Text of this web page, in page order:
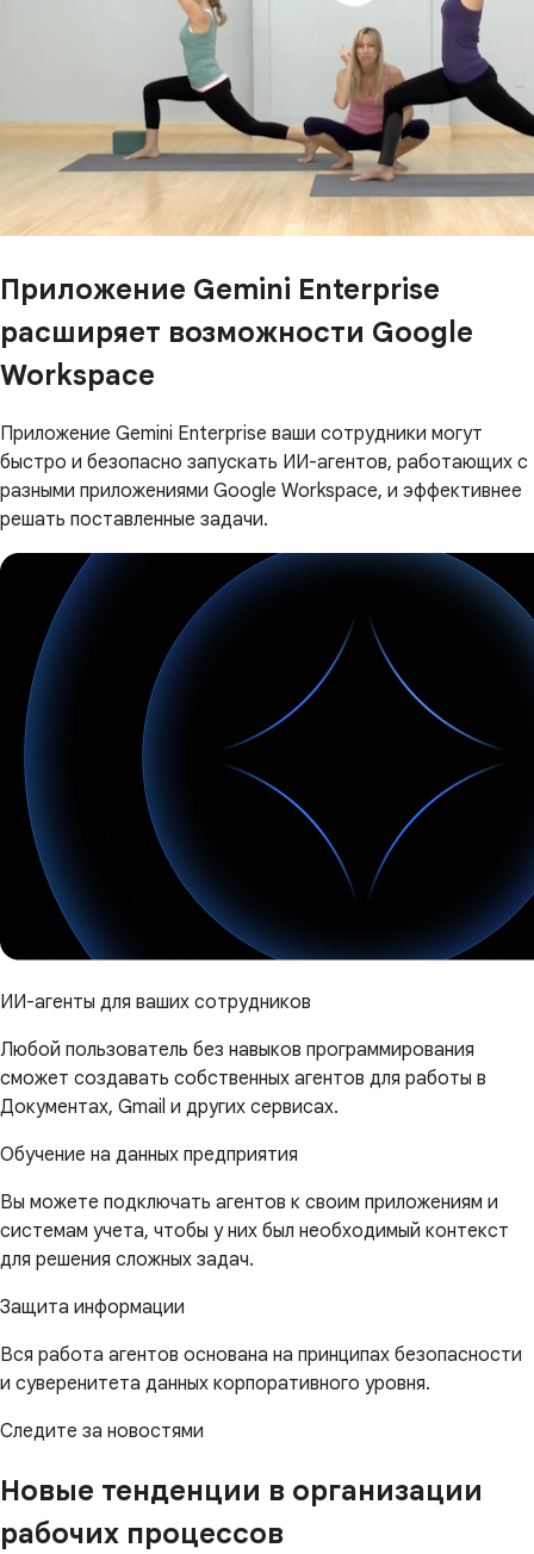
Приложение Gemini Enterprise
расширяет возможности Google
Workspace
Приложение Gemini Enterprise ваши сотрудники могут
быстро и безопасно запускать ИИ-агентов, работающих с
разными приложениями Google Workspace, и эффективнее
решать поставленные задачи.
ИИ-агенты для ваших сотрудников
Любой пользователь без навыков программирования
сможет создавать собственных агентов для работы в
Документах, Gmail и других сервисах.
Обучение на данных предприятия
Вы можете подключать агентов к своим приложениям и
системам учета, чтобы у них был необходимый контекст
для решения сложных задач.
Защита информации
Вся работа агентов основана на принципах безопасности
и суверенитета данных корпоративного уровня.
Следите за новостями
Новые тенденции в организации
рабочих процессов